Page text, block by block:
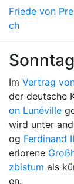
Friede von
ch
Im Vertrag
der deutsche
on Lunéville
wird unter
og Ferdinand
erlorene
zbistum als
en.